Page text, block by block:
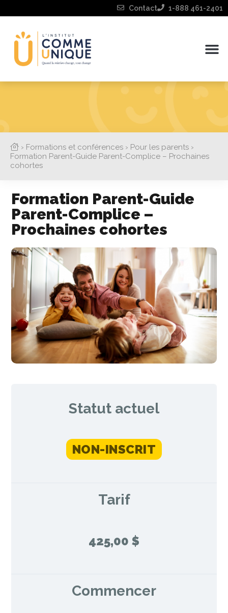
Contact 1-888 461-2401
› Formations et conférences › Pour les parents ›
Formation Parent-Guide Parent-Complice – Prochaines
cohortes
Formation Parent-Guide
Parent-Complice –
Prochaines cohortes
Statut actuel
NON-INSCRIT
Tarif
425,00 $
Commencer